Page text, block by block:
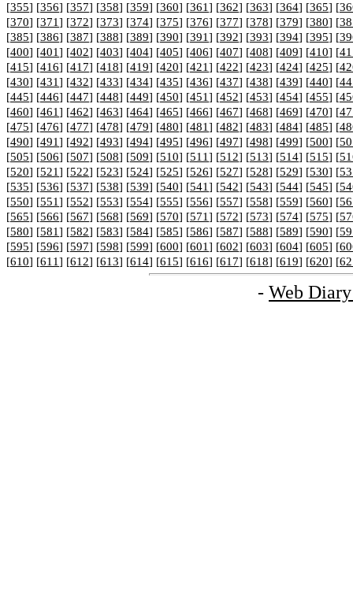
[355] [356] [357] [358] [359] [360] [361] [362] [363] [364] [365] [
[370] [371] [372] [373] [374] [375] [376] [377] [378] [379] [380] [
[385] [386] [387] [388] [389] [390] [391] [392] [393] [394] [395] [
[400] [401] [402] [403] [404] [405] [406] [407] [408] [409] [410] [
[415] [416] [417] [418] [419] [420] [421] [422] [423] [424] [425] [
[430] [431] [432] [433] [434] [435] [436] [437] [438] [439] [440] [
[445] [446] [447] [448] [449] [450] [451] [452] [453] [454] [455] [
[460] [461] [462] [463] [464] [465] [466] [467] [468] [469] [470] [
[475] [476] [477] [478] [479] [480] [481] [482] [483] [484] [485] [
[490] [491] [492] [493] [494] [495] [496] [497] [498] [499] [500] [
[505] [506] [507] [508] [509] [510] [511] [512] [513] [514] [515] [
[520] [521] [522] [523] [524] [525] [526] [527] [528] [529] [530] [
[535] [536] [537] [538] [539] [540] [541] [542] [543] [544] [545] [
[550] [551] [552] [553] [554] [555] [556] [557] [558] [559] [560] [
[565] [566] [567] [568] [569] [570] [571] [572] [573] [574] [575] [
[580] [581] [582] [583] [584] [585] [586] [587] [588] [589] [590] [
[595] [596] [597] [598] [599] [600] [601] [602] [603] [604] [605] [
[610] [611] [612] [613] [614] [615] [616] [617] [618] [619] [620] [
- Web